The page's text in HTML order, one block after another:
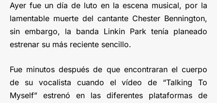
Ayer fue un día de luto en la escena musical, por la
lamentable muerte del cantante Chester Bennington,
sin embargo, la banda Linkin Park tenía planeado
estrenar su más reciente sencillo.
Fue minutos después de que encontraran el cuerpo
de su vocalista cuando el vídeo de “Talking To
Myself” estrenó en las diferentes plataformas de